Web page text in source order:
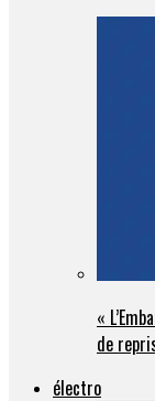
«
de
électro